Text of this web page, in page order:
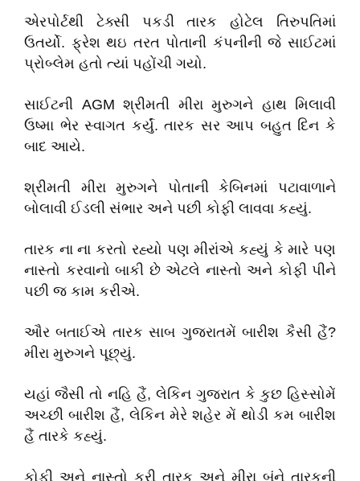
એરપોર્ટથી ટેક્સી પકડી તારક હોટેલ તિરુપતિમાં
ઉતર્યો. ફ્રેશ થઇ તરત પોતાની કંપનીની જે સાઈટમાં
પ્રોબ્લેમ હતો ત્યાં પહોંચી ગયો.
સાઈટની AGM શ્રીમતી મીરા મુરુગને હાથ મિલાવી
ઉષ્મા ભેર સ્વાગત કર્યું. તારક સર આપ બહુત દિન કે
બાદ આયે.
શ્રીમતી મીરા મુરુગને પોતાની કેબિનમાં પટાવાળાને
બોલાવી ઈડલી સંભાર અને પછી કોફી લાવવા કહ્યું.
તારક ના ના કરતો રહ્યો પણ મીરાંએ કહ્યું કે મારે પણ
નાસ્તો કરવાનો બાકી છે એટલે નાસ્તો અને કોફી પીને
પછી જ કામ કરીએ.
ઔર બતાઈએ તારક સાબ ગુજરાતમેં બારીશ કૈસી હૈં?
મીરા મુરુગને પૂછ્યું.
યહાં જૈસી તો નહિ હૈં, લેકિન ગુજરાત કે કુછ હિસ્સોમેં
અચ્છી બારીશ હૈં, લેકિન મેરે શહેર મેં થોડી કમ બારીશ
હૈં તારકે કહ્યું.
કોફી અને નાસ્તો કરી તારક અને મીરા બંને તારકની